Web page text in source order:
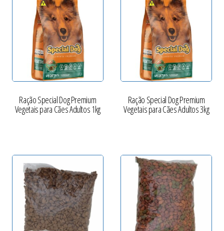
Ração Special Dog Premium
Vegetais para Cães Adultos 1kg
Ração Special Dog Premium
Vegetais para Cães Adultos 3kg